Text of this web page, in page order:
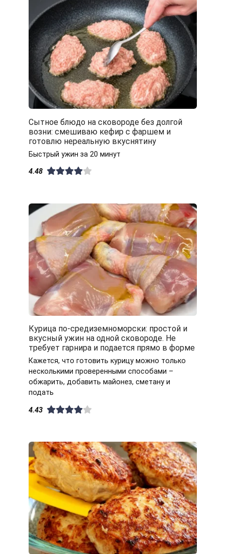
Сытное блюдо на сковороде без долгой
возни: смешиваю кефир с фаршем и
готовлю нереальную вкуснятину
Быстрый ужин за 20 минут
4.48
Курица по-средиземноморски: простой и
вкусный ужин на одной сковороде. Не
требует гарнира и подается прямо в форме
Кажется, что готовить курицу можно только
несколькими проверенными способами –
обжарить, добавить майонез, сметану и
подать
4.43